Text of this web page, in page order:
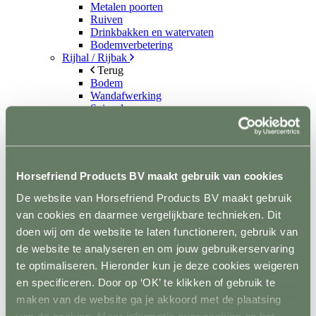
Horsefriend Products BV maakt gebruik van cookies
De website van Horsefriend Products BV maakt gebruik
van cookies en daarmee vergelijkbare technieken. Dit
doen wij om de website te laten functioneren, gebruik van
de website te analyseren en om jouw gebruikerservaring
te optimaliseren. Hieronder kun je deze cookies weigeren
en specificeren. Door op ‘OK’ te klikken of gebruik te
maken van de website ga je akkoord met de plaatsing
Metalen poorten
Ruiven
Drinkbakken en watervaten
Bodemverbetering
Rijhal / Rijbak
Terug
Bodem
Wandafwerking
Spiegels
Bodembewerking
Ventilatoren
Mobiele ventilatoren
Inbouw ventilatoren
Conditie en gezondheid
Terug
Solaria
Stapmolens
Trainingsbanden
Verzorgingsproducten
Supplementen en Voer
Dampmasker